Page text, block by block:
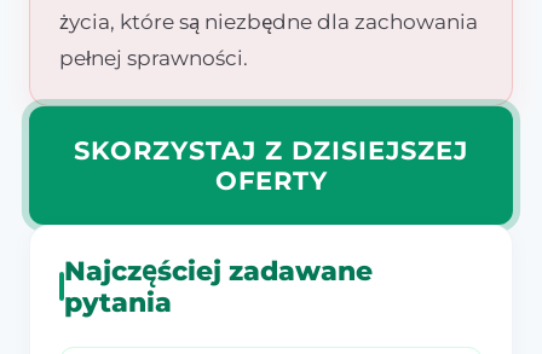
życia, które są niezbędne dla zachowania
pełnej sprawności.
SKORZYSTAJ Z DZISIEJSZEJ
OFERTY
Najczęściej zadawane
pytania